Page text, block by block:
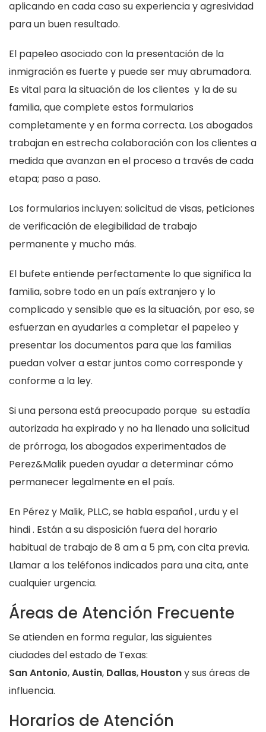
aplicando en cada caso su experiencia y agresividad
para un buen resultado.
El papeleo asociado con la presentación de la
inmigración es fuerte y puede ser muy abrumadora.
Es vital para la situación de los clientes y la de su
familia, que complete estos formularios
completamente y en forma correcta. Los abogados
trabajan en estrecha colaboración con los clientes a
medida que avanzan en el proceso a través de cada
etapa; paso a paso.
Los formularios incluyen: solicitud de visas, peticiones
de verificación de elegibilidad de trabajo
permanente y mucho más.
El bufete entiende perfectamente lo que significa la
familia, sobre todo en un país extranjero y lo
complicado y sensible que es la situación, por eso, se
esfuerzan en ayudarles a completar el papeleo y
presentar los documentos para que las familias
puedan volver a estar juntos como corresponde y
conforme a la ley.
Si una persona está preocupado porque su estadía
autorizada ha expirado y no ha llenado una solicitud
de prórroga, los abogados experimentados de
Perez&Malik pueden ayudar a determinar cómo
permanecer legalmente en el país.
En Pérez y Malik, PLLC, se habla español , urdu y el
hindi . Están a su disposición fuera del horario
habitual de trabajo de 8 am a 5 pm, con cita previa.
Llamar a los teléfonos indicados para una cita, ante
cualquier urgencia.
Áreas de Atención Frecuente
Se atienden en forma regular, las siguientes
ciudades del estado de Texas:
San Antonio,Austin, Dallas, Houstony sus áreas de
influencia.
Horarios de Atención